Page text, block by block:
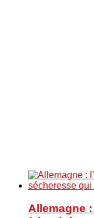
Allemagne